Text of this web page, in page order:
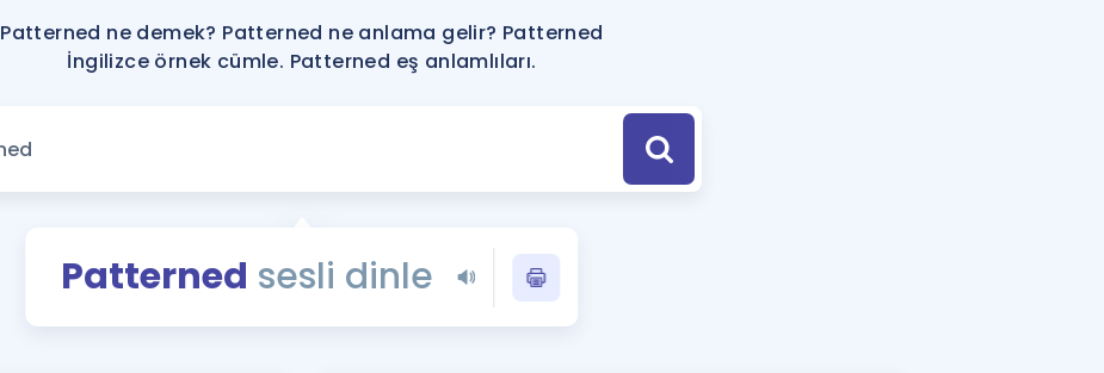
YDS ve YÖKDİL'e Hazırlananlar için Öneriler
Tüm ÖSYM Sınavları Tek Takvimde
YDS - YÖKDİL Tüm Sınavlarla İlgili Haberler
İngilizce Gramer
Patterned ne demek? Patterned ne anlama gelir? Patterned
İngilizce örnek cümle. Patterned eş anlamlıları.
Patterned sesli dinle